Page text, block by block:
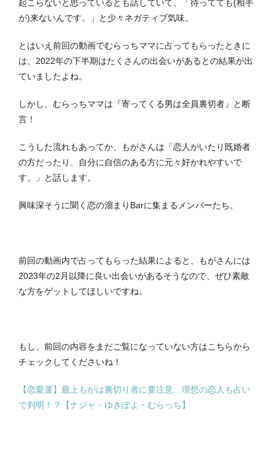
起こらないと思っているとも話していて、「待ってても(相手
が)来ないんです。」と少々ネガティブ気味。
とはいえ前回の動画でむらっちママに占ってもらったときに
は、2022年の下半期はたくさんの出会いがあるとの結果が出
ていましたよね。
しかし、むらっちママは『寄ってくる男は全員裏切者』と断
言！
こうした流れもあってか、もがさんは「恋人がいたり既婚者
の方だったり、自分に自信のある方に元々好かれやすいで
す。」と話します。
興味深そうに聞く恋の溜まりBarに集まるメンバーたち。
前回の動画内で占ってもらった結果によると、もがさんには
2023年の2月以降に良い出会いがあるそうなので、ぜひ素敵
な方をゲットしてほしいですね。
もし、前回の内容をまだご覧になっていない方はこちらから
チェックしてくださいね！
【恋愛運】最上もがは裏切り者に要注意…理想の恋人も占い
で判明！？【ナジャ・ゆきぽよ・むらっち】